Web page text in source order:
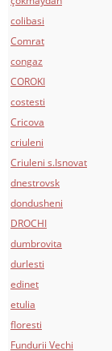
colibasi
Comrat
congaz
COROKI
costesti
Cricova
criuleni
Criuleni s.Isnovat
dnestrovsk
dondusheni
DROCHI
dumbrovita
durlesti
edinet
etulia
floresti
Fundurii Vechi